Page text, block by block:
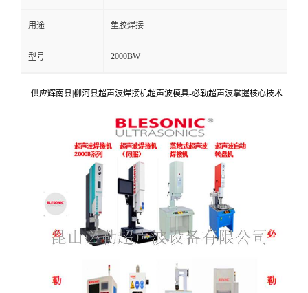
用途 塑胶焊接
型号 2000BW
供应辉南县|柳河县超声波焊接机超声波模具-必勒超声波掌握核心技术